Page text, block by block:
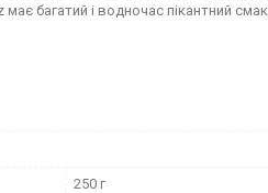
багатий і водночас пікантний смак.
250 г